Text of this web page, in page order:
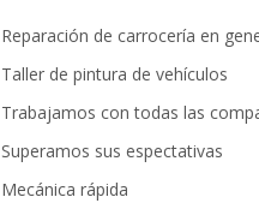
Reparación de carrocería en
Taller de pintura de vehículos
Trabajamos con todas las
Superamos sus espectativas
Mecánica rápida